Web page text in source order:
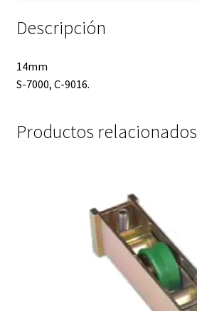
Descripción
14mm
S-7000, C-9016.
Productos relacionados